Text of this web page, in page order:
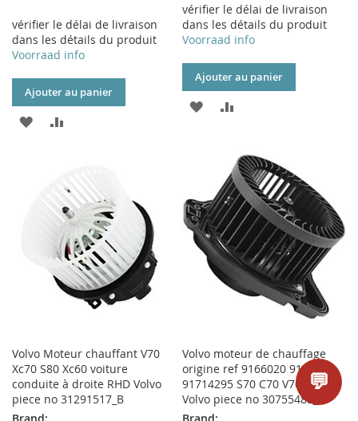
vérifier le délai de livraison
dans les détails du produit
Voorraad info
Ajouter au panier
AJOUTER
LISTE
D’ENVIE
vérifier le délai de livraison
dans les détails du produit
Voorraad info
Ajouter au panier
AJOUTER
LISTE
D’ENVIE
COMPARATEUR
Volvo Moteur chauffant V70
Xc70 S80 Xc60 voiture
conduite à droite RHD Volvo
piece no 31291517_B
Volvo moteur de chauffage
origine ref 9166020 9171429
91714295 S70 C70 V70 Xc70
Volvo piece no 30755485_B
💬